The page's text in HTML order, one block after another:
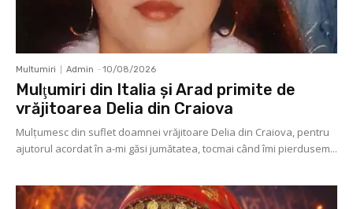
Multumiri Admin - 10/08/2026
Mulţumiri din Italia și Arad primite de
vrăjitoarea Delia din Craiova
Mulţumesc din suflet doamnei vrăjitoare Delia din Craiova, pentru
ajutorul acordat în a-mi găsi jumătatea, tocmai când îmi pierdusem...